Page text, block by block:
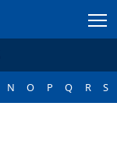
N O P Q R S